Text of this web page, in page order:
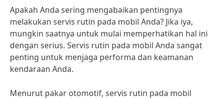
Apakah Anda sering mengabaikan pentingnya
melakukan servis rutin pada mobil Anda? Jika iya,
mungkin saatnya untuk mulai memperhatikan hal ini
dengan serius. Servis rutin pada mobil Anda sangat
penting untuk menjaga performa dan keamanan
kendaraan Anda.
Menurut pakar otomotif, servis rutin pada mobil